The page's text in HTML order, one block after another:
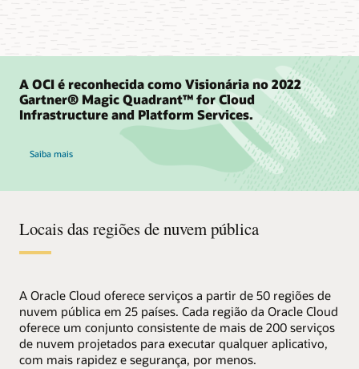
A OCI é reconhecida como Visionária no 2022
Gartner® Magic Quadrant™ for Cloud
Infrastructure and Platform Services.
Saiba mais
Locais das regiões de nuvem pública
A Oracle Cloud oferece serviços a partir de 50 regiões de
nuvem pública em 25 países. Cada região da Oracle Cloud
oferece um conjunto consistente de mais de 200 serviços
de nuvem projetados para executar qualquer aplicativo,
com mais rapidez e segurança, por menos.